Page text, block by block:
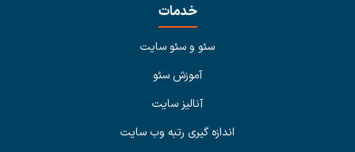
خدمات
سئو و سئو سایت
آموزش سئو
آنالیز سایت
اندازه گیری رتبه وب سایت